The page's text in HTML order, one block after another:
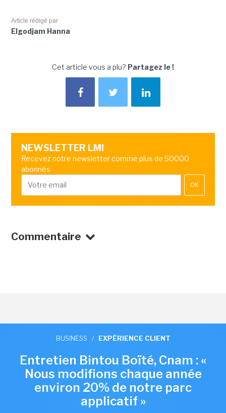
Article rédigé par
Elgodjam Hanna
Cet article vous a plu? Partagez le !
NEWSLETTER LMI
Recevez notre newsletter comme plus de 50000
abonnés
OK
Commentaire
BUSINESS / EXPÉRIENCE CLIENT
Entretien Bintou Boïté, Cnam : «
Nous modifions chaque année
environ 20% de notre parc
applicatif »